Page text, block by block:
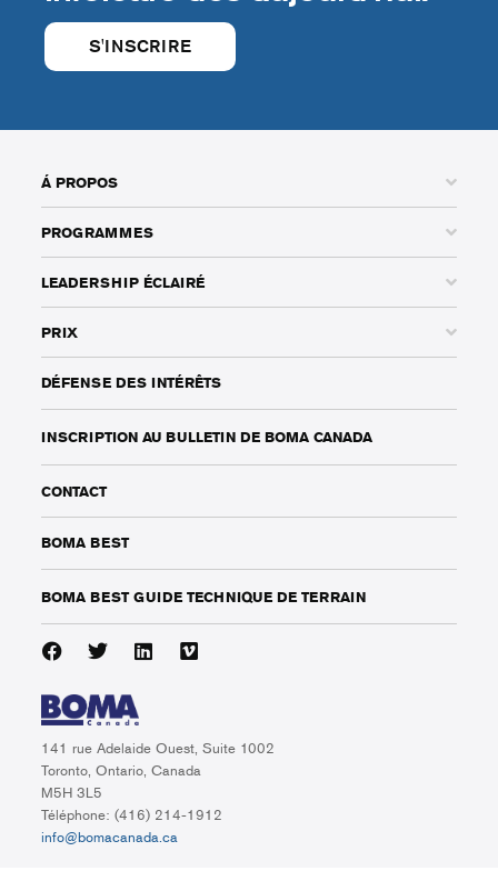
S'INSCRIRE
Á PROPOS
PROGRAMMES
LEADERSHIP ÉCLAIRÉ
PRIX
DÉFENSE DES INTÉRÊTS
INSCRIPTION AU BULLETIN DE BOMA CANADA
CONTACT
BOMA BEST
BOMA BEST GUIDE TECHNIQUE DE TERRAIN
141 rue Adelaide Ouest, Suite 1002
Toronto, Ontario, Canada
M5H 3L5
Téléphone: (416) 214-1912
info@bomacanada.ca